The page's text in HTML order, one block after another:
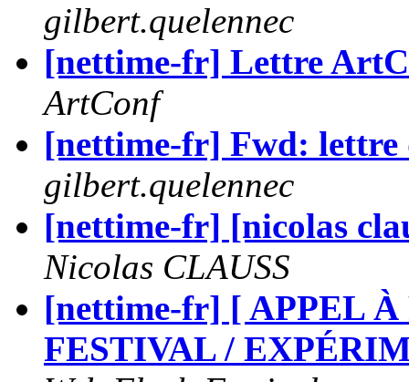
gilbert.quelennec
[nettime-fr] Lettre
ArtConf
[nettime-fr] Fwd: lettre
gilbert.quelennec
[nettime-fr] [nicolas
Nicolas CLAUSS
[nettime-fr] [ APPEL
FESTIVAL /